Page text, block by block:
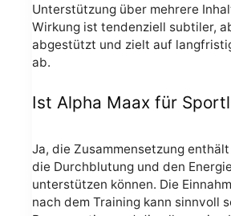
Unterstützung über mehrere
Wirkung ist tendenziell subtiler,
abgestützt und zielt auf
ab.
Ist Alpha Maax für
Ja, die Zusammensetzung
die Durchblutung und den
unterstützen können. Die
nach dem Training kann sinnvoll